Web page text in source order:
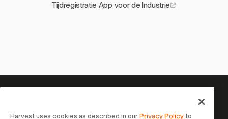
Tijdregistratie App voor de Industrie
Je tijd is het waard om bij te
Harvest uses cookies as described in ourPrivacy Policyto